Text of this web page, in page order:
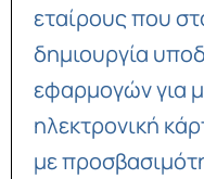
εταίρους που
δημιουργία
εφαρμογών για
ηλεκτρονική
με